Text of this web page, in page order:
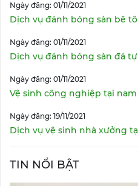
Ngày đăng: 01/11/2021
Dịch vụ đánh bóng sàn bê
Ngày đăng: 01/11/2021
Dịch vụ đánh bóng sàn đá
Ngày đăng: 01/11/2021
Vệ sinh công nghiệp tại
Ngày đăng: 19/11/2021
Dịch vụ vệ sinh nhà xưởng
TIN NỔI BẬT